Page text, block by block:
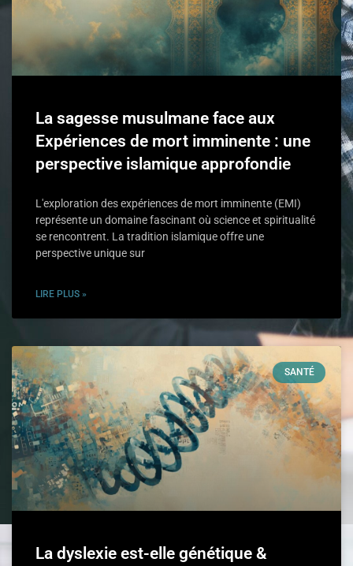
La sagesse musulmane face aux
Expériences de mort imminente : une
perspective islamique approfondie
L'exploration des expériences de mort imminente (EMI)
représente un domaine fascinant où science et spiritualité
se rencontrent. La tradition islamique offre une
perspective unique sur
LIRE PLUS »
SANTÉ
La dyslexie est-elle génétique &